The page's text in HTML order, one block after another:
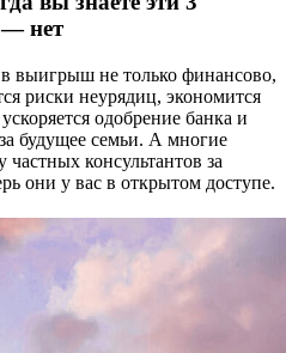
— нет
выигрыш не только финансово,
риски неурядиц, экономится
одобрение банка и
будущее семьи. А многие
консультантов за
они у вас в открытом доступе.